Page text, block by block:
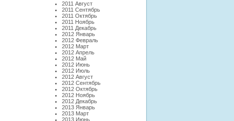
2011 Август
2011 Сентябрь
2011 Октябрь
2011 Ноябрь
2011 Декабрь
2012 Январь
2012 Февраль
2012 Март
2012 Апрель
2012 Май
2012 Июнь
2012 Июль
2012 Август
2012 Сентябрь
2012 Октябрь
2012 Ноябрь
2012 Декабрь
2013 Январь
2013 Март
2013 Июнь